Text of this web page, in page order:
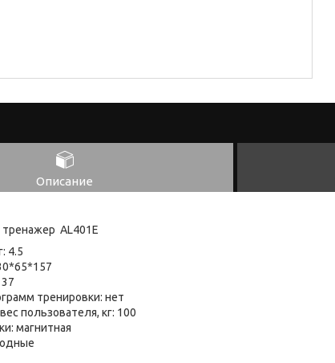
Описание
AL401E
4.5
тренировки: нет
пользователя, кг: 100
магнитная